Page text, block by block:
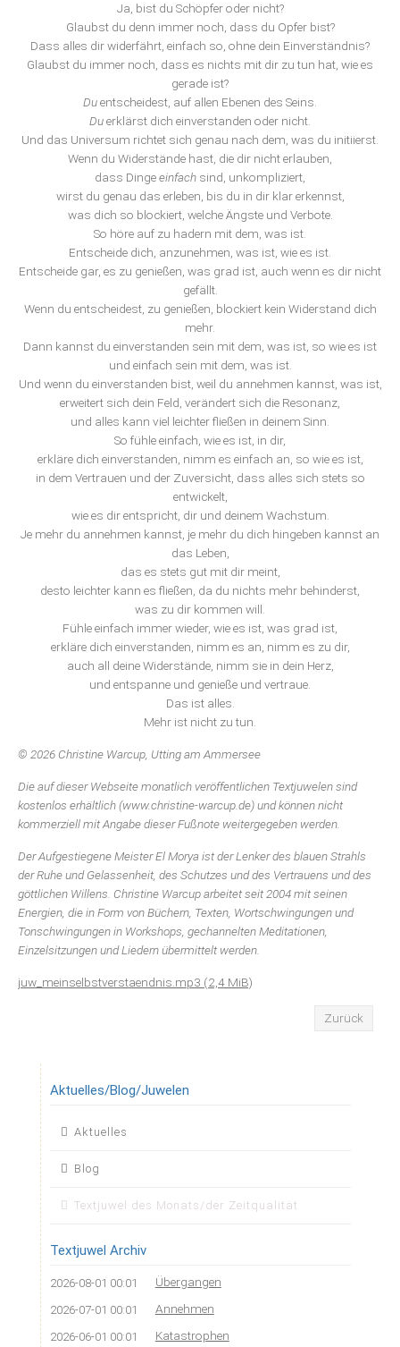
Ja, bist du Schöpfer oder nicht?
Glaubst du denn immer noch, dass du Opfer bist?
Dass alles dir widerfährt, einfach so, ohne dein Einverständnis?
Glaubst du immer noch, dass es nichts mit dir zu tun hat, wie es
gerade ist?
Duentscheidest, auf allen Ebenen des Seins.
Duerklärst dich einverstanden oder nicht.
Und das Universum richtet sich genau nach dem, was du initiierst.
Wenn du Widerstände hast, die dir nicht erlauben,
dass Dingeeinfach sind, unkompliziert,
wirst du genau das erleben, bis du in dir klar erkennst,
was dich so blockiert, welche Ängste und Verbote.
So höre auf zu hadern mit dem, was ist.
Entscheide dich, anzunehmen, was ist, wie es ist.
Entscheide gar, es zu genießen, was grad ist, auch wenn es dir nicht
gefällt.
Wenn du entscheidest, zu genießen, blockiert kein Widerstand dich
mehr.
Dann kannst du einverstanden sein mit dem, was ist, so wie es ist
und einfach sein mit dem, was ist.
Und wenn du einverstanden bist, weil du annehmen kannst, was ist,
erweitert sich dein Feld, verändert sich die Resonanz,
und alles kann viel leichter fließen in deinem Sinn.
So fühle einfach, wie es ist, in dir,
erkläre dich einverstanden, nimm es einfach an, so wie es ist,
in dem Vertrauen und der Zuversicht, dass alles sich stets so
entwickelt,
wie es dir entspricht, dir und deinem Wachstum.
Je mehr du annehmen kannst, je mehr du dich hingeben kannst an
das Leben,
das es stets gut mit dir meint,
desto leichter kann es fließen, da du nichts mehr behinderst,
was zu dir kommen will.
Fühle einfach immer wieder, wie es ist, was grad ist,
erkläre dich einverstanden, nimm es an, nimm es zu dir,
auch all deine Widerstände, nimm sie in dein Herz,
und entspanne und genieße und vertraue.
Das ist alles.
Mehr ist nicht zu tun.
© 2026 Christine Warcup, Utting am Ammersee
Die auf dieser Webseite monatlich veröffentlichen Textjuwelen sind
kostenlos erhältlich (www.christine-warcup.de) und können nicht
kommerziell mit Angabe dieser Fußnote weitergegeben werden.
Der Aufgestiegene Meister El Morya ist der Lenker des blauen Strahls
der Ruhe und Gelassenheit, des Schutzes und des Vertrauens und des
göttlichen Willens. Christine Warcup arbeitet seit 2004 mit seinen
Energien, die in Form von Büchern, Texten, Wortschwingungen und
Tonschwingungen in Workshops, gechannelten Meditationen,
Einzelsitzungen und Liedern übermittelt werden.
juw_meinselbstverstaendnis.mp3 (2,4 MiB)
Zurück
Aktuelles/Blog/Juwelen
Navigation
Aktuelles
Blog
Textjuwel des Monats/der Zeitqualität
Textjuwel Archiv
2026-08-01 00:01 Übergangen
2026-07-01 00:01 Annehmen
2026-06-01 00:01 Katastrophen